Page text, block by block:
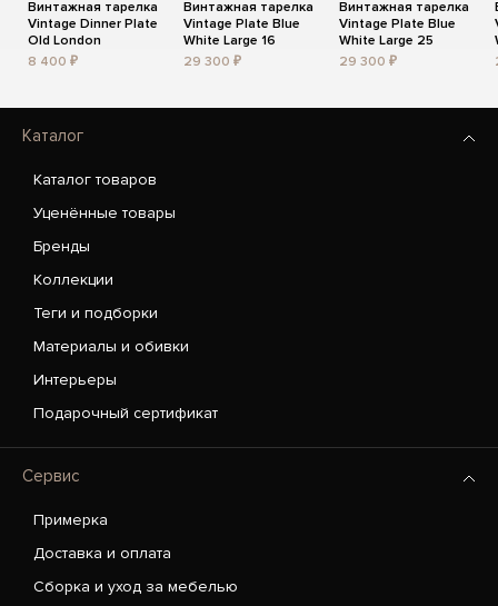
Винтажная тарелка
Vintage Dinner Plate
Old London
8 400 ₽
Винтажная тарелка
Vintage Plate Blue
White Large 16
29 300 ₽
Винтажная тарелка
Vintage Plate Blue
White Large 25
29 300 ₽
Каталог
Каталог товаров
Уценённые товары
Бренды
Коллекции
Теги и подборки
Материалы и обивки
Интерьеры
Подарочный сертификат
Сервис
Примерка
Доставка и оплата
Сборка и уход за мебелью